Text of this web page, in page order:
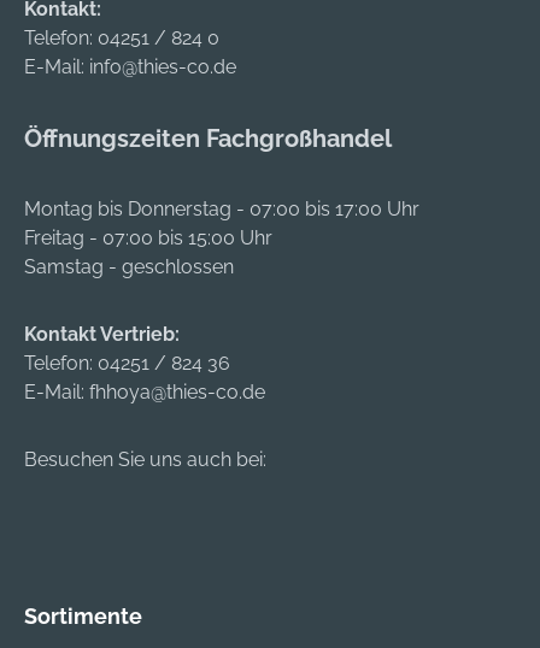
Kontakt:
Telefon: 04251 / 824 0
E-Mail: info@thies-co.de
Öffnungszeiten Fachgroßhandel
Montag bis Donnerstag - 07:00 bis 17:00 Uhr
Freitag - 07:00 bis 15:00 Uhr
Samstag - geschlossen
Kontakt Vertrieb:
Telefon: 04251 / 824 36
E-Mail: fhhoya@thies-co.de
Besuchen Sie uns auch bei:
Sortimente